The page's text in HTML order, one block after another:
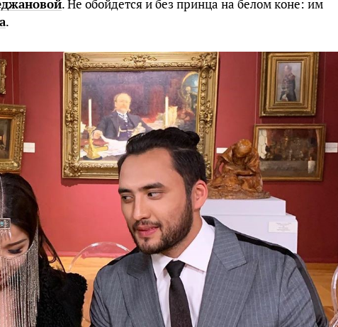
. Не обойдется и без принца на белом коне: им
.